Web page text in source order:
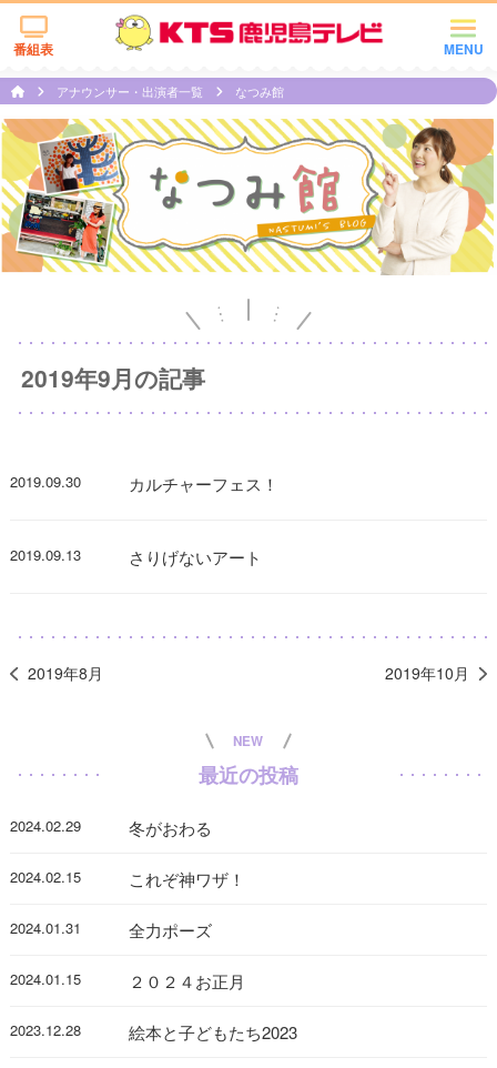
MENU
番組表
アナウンサー・出演者一覧 なつみ館
2019年9月の記事
2019.09.30 カルチャーフェス！
2019.09.13 さりげないアート
2019年8月 2019年10月
NEW
最近の投稿
2024.02.29 冬がおわる
2024.02.15 これぞ神ワザ！
2024.01.31 全力ポーズ
2024.01.15 ２０２４お正月
2023.12.28 絵本と子どもたち2023